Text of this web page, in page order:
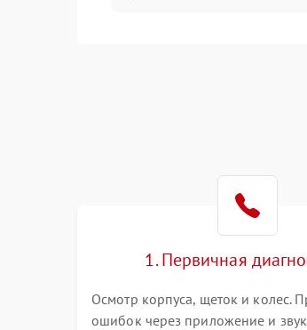
Программные сбои
1. Первичная
Осмотр корпуса, щеток и колес.
ошибок через приложение и